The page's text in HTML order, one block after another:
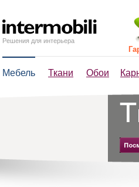
Решения для интерьера
Мебель Ткани Обои